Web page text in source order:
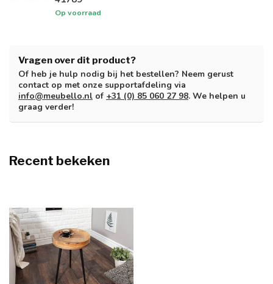
Op voorraad
Vragen over dit product?
Of heb je hulp nodig bij het bestellen? Neem gerust
contact op met onze supportafdeling via
info@meubello.nl of +31 (0) 85 060 27 98. We helpen u
graag verder!
Recent bekeken